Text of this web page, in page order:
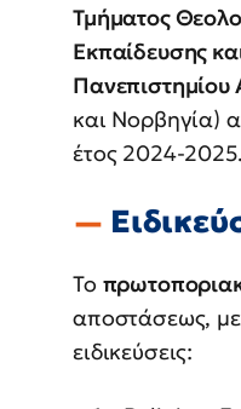
Τμήματος
Εκπαίδευσης
και Νορβηγία)
έτος 2024-2025.
Το
αποστάσεως,
ειδικεύσεις: